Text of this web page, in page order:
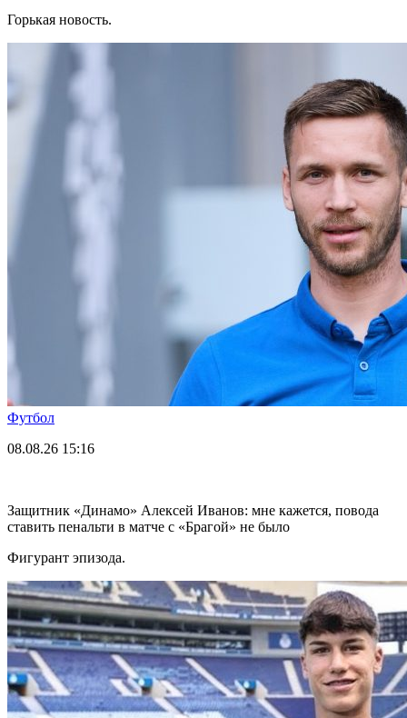
Горькая новость.
Футбол
08.08.26 15:16
Защитник «Динамо» Алексей Иванов: мне кажется, повода
ставить пенальти в матче с «Брагой» не было
Фигурант эпизода.